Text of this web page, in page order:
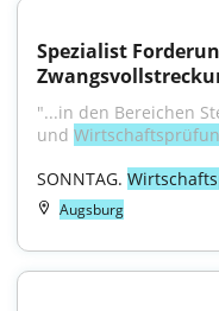
Spezialist
"...in den Bereichen
und
SONNTAG.
Augsburg